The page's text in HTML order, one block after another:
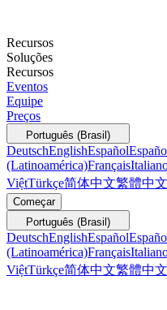
Recursos
Soluções
Recursos
Eventos
Equipe
Preços
Português (Brasil)
DeutschEnglishEspañol
(Latinoamérica)Français
ViệtTürkçe简体中文繁體中文
Começar
Português (Brasil)
DeutschEnglishEspañol
(Latinoamérica)Français
ViệtTürkçe简体中文繁體中文